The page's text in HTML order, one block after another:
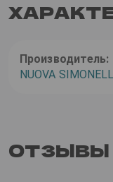
Производитель:
NUOVA
ОТЗЫВЫ